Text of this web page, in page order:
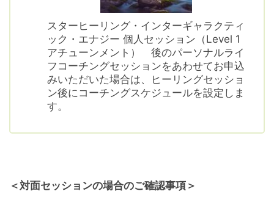
スターヒーリング・インターギャラクティ
ック・エナジー 個人セッション（Level 1
アチューンメント） 後のパーソナルライ
フコーチングセッションをあわせてお申込
みいただいた場合は、ヒーリングセッショ
ン後にコーチングスケジュールを設定しま
す。
＜対面セッションの場合のご確認事項＞